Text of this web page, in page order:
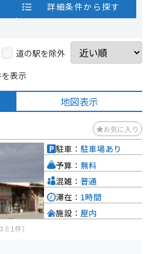
詳細条件から探す
道の駅を除外
表示
地図表示
お気に入り
ミ1件）
駐車： 駐車場あり
予算： 無料
混雑： 普通
滞在： 1時間
施設： 屋内